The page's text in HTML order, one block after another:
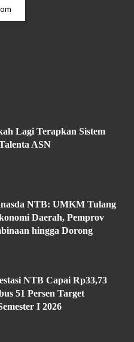
Lagi Terapkan Sistem
ASN
NTB: UMKM Tulang
Daerah, Pemprov
hingga Dorong
NTB Capai Rp33,73
51 Persen Target
I 2026